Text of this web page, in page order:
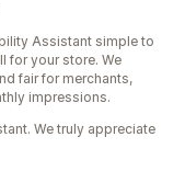
Assistant simple to
for your store. We
fair for merchants,
impressions.
We truly appreciate